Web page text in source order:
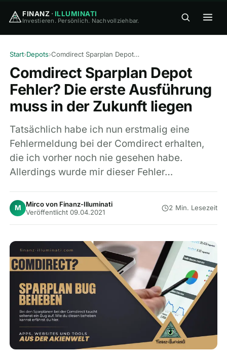
FINANZ · ILLUMINATI
Investieren. Persönlich. Nachvollziehbar.
FINANZ·ILLUMINATI
🏠Home
🎓Wissen
🛠 Tools
🎁 ▾
📰
Wie finanziert sich diese Seite?
Über mich
Start›Depots› Comdirect Sparplan Depot Fehler? Die erste Ausführung muss in der Zukunft liegen
Comdirect Sparplan Depot
Fehler? Die erste Ausführung
muss in der Zukunft liegen
Tatsächlich habe ich nun erstmalig eine
Fehlermeldung bei der Comdirect erhalten,
die ich vorher noch nie gesehen habe.
Allerdings wurde mir dieser Fehler…
M
Mirco von Finanz-Illuminati
Veröffentlicht 09.04.2021
2 Min. Lesezeit